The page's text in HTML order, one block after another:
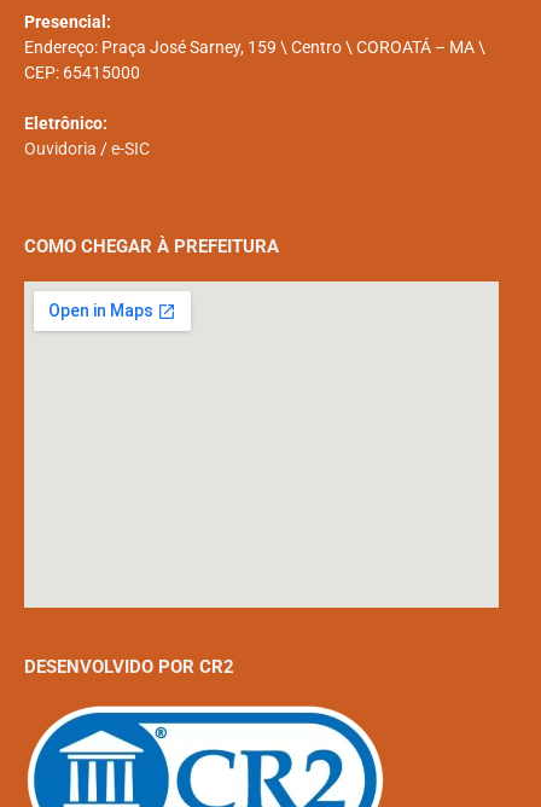
Presencial:
Endereço: Praça José Sarney, 159 \ Centro \ COROATÁ – MA \
CEP: 65415000
Eletrônico:
Ouvidoria /e-SIC
COMO CHEGAR À PREFEITURA
DESENVOLVIDO POR CR2